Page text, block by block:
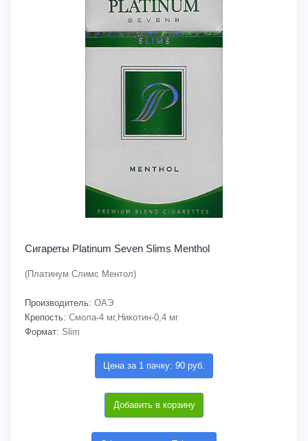
Сигареты Platinum Seven Slims Menthol
(Платинум Cлимс Ментол)
Производитель: ОАЭ
Крепость: Смола-4 мг,Никотин-0,4 мг
Формат: Slim
Цена за 1 пачку: 90 руб.
Добавить в корзину